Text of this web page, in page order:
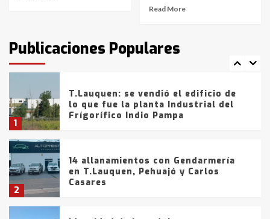
Read More
Publicaciones Populares
fueron detenidos por
comercialización de drogas en la
tarde del sábado
1
T.Lauquen: se vendió el edificio de
lo que fue la planta Industrial del
Frígorífico Indio Pampa
2
14 allanamientos con Gendarmería
en T.Lauquen, Pehuajó y Carlos
Casares